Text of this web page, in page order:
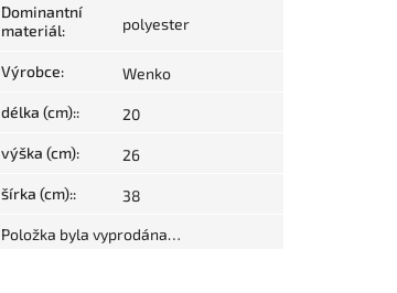
Dominantní
materiál: polyester
Výrobce: Wenko
délka (cm):: 20
výška (cm): 26
šírka (cm):: 38
Položka byla vyprodána…